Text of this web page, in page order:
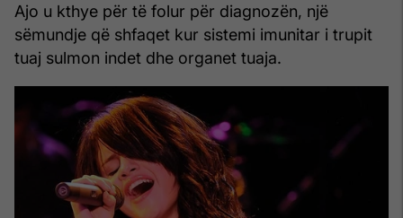
Ajo u kthye për të folur për diagnozën, një
sëmundje që shfaqet kur sistemi imunitar i trupit
tuaj sulmon indet dhe organet tuaja.